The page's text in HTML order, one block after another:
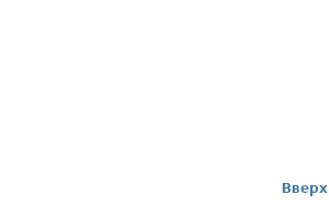
Вверх